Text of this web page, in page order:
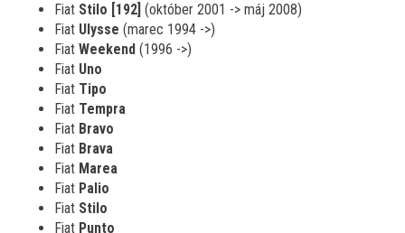
Fiat Stilo [192] (október 2001 -> máj 2008)
Fiat Ulysse (marec 1994 ->)
Fiat Weekend (1996 ->)
Fiat Uno
Fiat Tipo
Fiat Tempra
Fiat Bravo
Fiat Brava
Fiat Marea
Fiat Palio
Fiat Stilo
Fiat Punto